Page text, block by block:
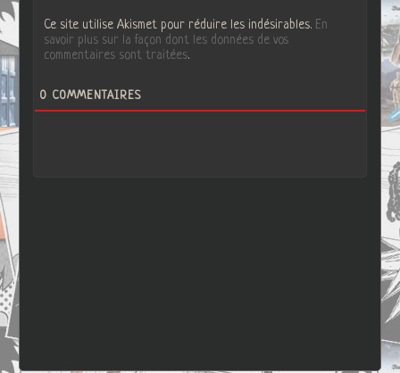
Ce site utilise Akismet pour réduire les indésirables. En
savoir plus sur la façon dont les données de vos
commentaires sont traitées.
0 COMMENTAIRES